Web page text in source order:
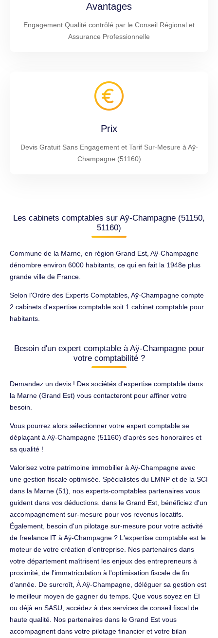
Avantages
Engagement Qualité contrôlé par le Conseil Régional et
Assurance Professionnelle
Prix
Devis Gratuit Sans Engagement et Tarif Sur-Mesure à Aÿ-
Champagne (51160)
Les cabinets comptables sur Aÿ-Champagne (51150,
51160)
Commune de la Marne, en région Grand Est, Aÿ-Champagne
dénombre environ 6000 habitants, ce qui en fait la 1948e plus
grande ville de France.
Selon l'Ordre des Experts Comptables, Aÿ-Champagne compte
2 cabinets d'expertise comptable soit 1 cabinet comptable pour
habitants.
Besoin d'un expert comptable à Aÿ-Champagne pour
votre comptabilité ?
Demandez un devis ! Des sociétés d'expertise comptable dans
la Marne (Grand Est) vous contacteront pour affiner votre
besoin.
Vous pourrez alors sélectionner votre expert comptable se
déplaçant à Aÿ-Champagne (51160) d'après ses honoraires et
sa qualité !
Valorisez votre patrimoine immobilier à Aÿ-Champagne avec
une gestion fiscale optimisée. Spécialistes du LMNP et de la SCI
dans la Marne (51), nos experts-comptables partenaires vous
guident dans vos déductions. dans le Grand Est, bénéficiez d'un
accompagnement sur-mesure pour vos revenus locatifs.
Également, besoin d'un pilotage sur-mesure pour votre activité
de freelance IT à Aÿ-Champagne ? L'expertise comptable est le
moteur de votre création d'entreprise. Nos partenaires dans
votre département maîtrisent les enjeux des entrepreneurs à
proximité, de l'immatriculation à l'optimisation fiscale de fin
d'année. De surcroît, À Aÿ-Champagne, déléguer sa gestion est
le meilleur moyen de gagner du temps. Que vous soyez en EI
ou déjà en SASU, accédez à des services de conseil fiscal de
haute qualité. Nos partenaires dans le Grand Est vous
accompagnent dans votre pilotage financier et votre bilan